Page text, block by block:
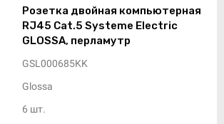
Розетка двойная компьютерная
RJ45 Cat.5 Systeme Electric
GLOSSA, перламутр
GSL000685KK
Glossa
6 шт.